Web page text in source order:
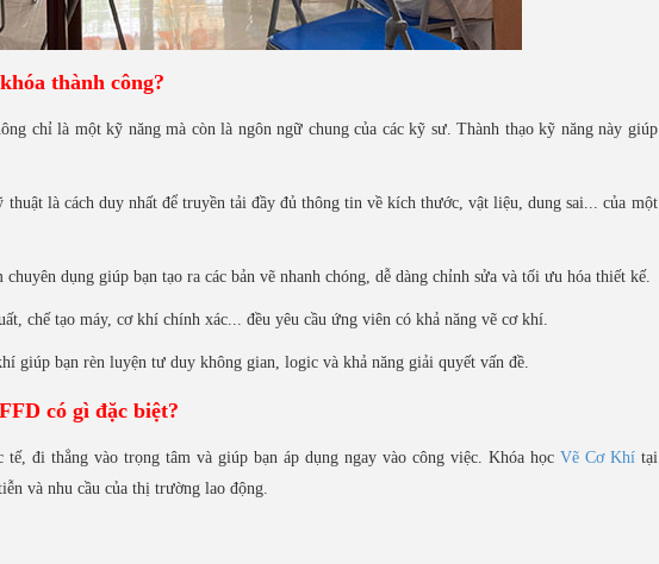
thành công?
chỉ là một kỹ năng mà còn là ngôn ngữ chung của các kỹ sư. Thành thạo kỹ năng này giúp
là cách duy nhất để truyền tải đầy đủ thông tin về kích thước, vật liệu, dung sai... của một
dụng giúp bạn tạo ra các bản vẽ nhanh chóng, dễ dàng chỉnh sửa và tối ưu hóa thiết kế.
chế tạo máy, cơ khí chính xác... đều yêu cầu ứng viên có khả năng vẽ cơ khí.
giúp bạn rèn luyện tư duy không gian, logic và khả năng giải quyết vấn đề.
có gì đặc biệt?
đi thẳng vào trọng tâm và giúp bạn áp dụng ngay vào công việc. Khóa học Vẽ Cơ Khítại
và nhu cầu của thị trường lao động.